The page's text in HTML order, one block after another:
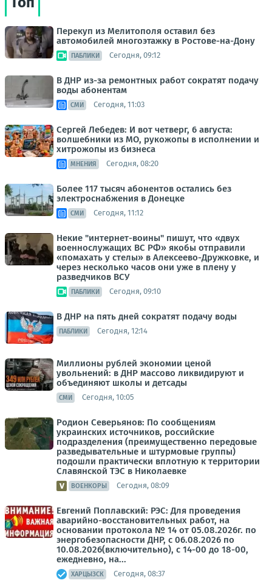
Перекуп из Мелитополя оставил без
автомобилей многоэтажку в Ростове-на-Дону
ПАБЛИКИ Сегодня, 09:12
В ДНР из-за ремонтных работ сократят подачу
воды абонентам
СМИ Сегодня, 11:03
Сергей Лебедев: И вот четверг, 6 августа:
волшебники из МО, рукожопы в исполнении и
хитрожопы из бизнеса
МНЕНИЯ Сегодня, 08:20
Более 117 тысяч абонентов остались без
электроснабжения в Донецке
СМИ Сегодня, 11:12
Некие "интернет-воины" пишут, что «двух
военнослужащих ВС РФ» якобы отправили
«помахать у стелы» в Алексеево-Дружковке, и
через несколько часов они уже в плену у
разведчиков ВСУ
ПАБЛИКИ Сегодня, 09:10
В ДНР на пять дней сократят подачу воды
ПАБЛИКИ Сегодня, 12:14
Миллионы рублей экономии ценой
увольнений: в ДНР массово ликвидируют и
объединяют школы и детсады
СМИ Сегодня, 10:05
Родион Северьянов: По сообщениям
украинских источников, российские
подразделения (преимущественно передовые
разведывательные и штурмовые группы)
подошли практически вплотную к территории
Славянской ТЭС в Николаевке
ВОЕНКОРЫ Сегодня, 08:09
Евгений Поплавский: РЭС: Для проведения
аварийно-восстановительных работ, на
основании протокола № 14 от 05.08.2026г. по
энергобезопасности ДНР, с 06.08.2026 по
10.08.2026(включительно), с 14-00 до 18-00,
ежедневно, на...
ХАРЦЫЗСК Сегодня, 08:37